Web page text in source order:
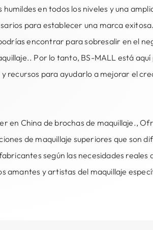
humildes en todos los niveles y una
para establecer una marca
encontrar para sobresalir en el
Por lo tanto, BS-MALL está
recursos para ayudarlo a mejorar el
en China de brochas de maquillaje.,
de maquillaje superiores que son
según las necesidades reales
amantes y artistas del maquillaje